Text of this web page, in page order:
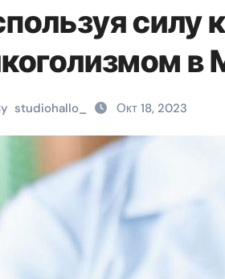
силу
в
studiohallo_ Окт 18, 2023